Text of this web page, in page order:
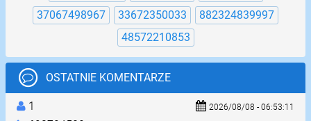
37067498967
33672350033
882324839997
48572210853
OSTATNIE KOMENTARZE
1
2026/08/08 - 06:53:11